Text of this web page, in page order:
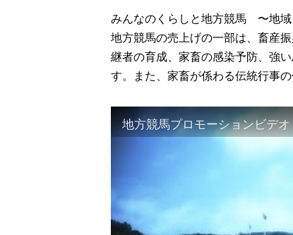
みんなのくらしと地方競馬 〜地域
地方競馬の売上げの一部は、畜産
継者の育成、家畜の感染予防、強
す。また、家畜が係わる伝統行事
地方競馬プロモーションビデ